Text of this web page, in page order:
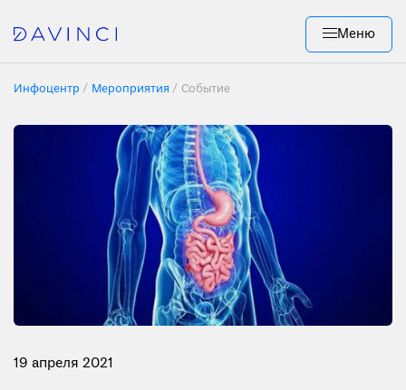
Меню
Инфоцентр Мероприятия Событие
19 апреля 2021